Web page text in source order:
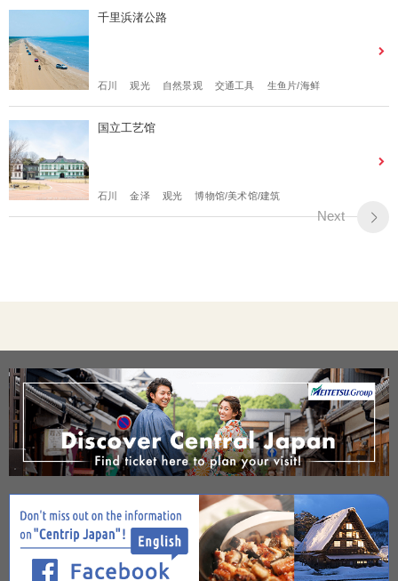
千里浜渚公路
石川 观光 自然景观 交通工具 生鱼片/海鲜
国立工艺馆
石川 金泽 观光 博物馆/美术馆/建筑
Next